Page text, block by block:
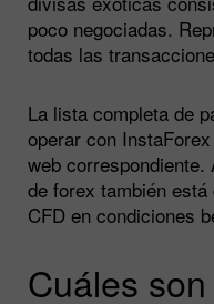
poco negociadas.
todas las
La lista completa de
operar con
web
de forex también
CFD en condiciones
Cuáles